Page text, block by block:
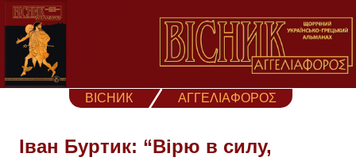
Skip
content
ВІСНИК ΑΓΓΕΛΙΑΦΟΡΟΣ
Іван Буртик: “Вірю в силу,